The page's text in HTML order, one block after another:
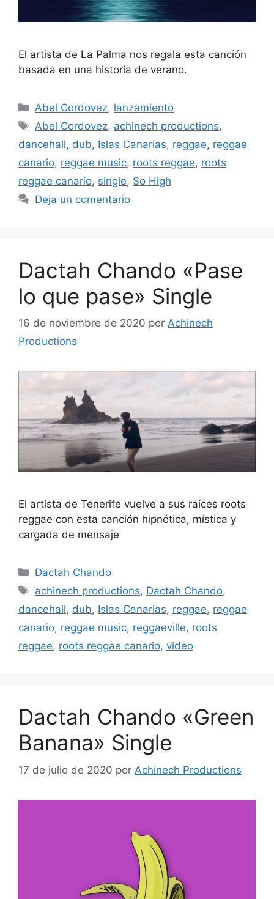
El artista de La Palma nos regala esta canción
basada en una historia de verano.
Abel Cordovez, lanzamiento
Abel Cordovez, achinech productions,
dancehall, dub, Islas Canarias, reggae, reggae
canario, reggae music, roots reggae, roots
reggae canario, single, So High
Deja un comentario
Dactah Chando «Pase
lo que pase» Single
16 de noviembre de 2020 por Achinech
Productions
El artista de Tenerife vuelve a sus raíces roots
reggae con esta canción hipnótica, mística y
cargada de mensaje
Dactah Chando
achinech productions, Dactah Chando,
dancehall, dub, Islas Canarias, reggae, reggae
canario, reggae music, reggaeville, roots
reggae, roots reggae canario, video
Dactah Chando «Green
Banana» Single
17 de julio de 2020 por Achinech Productions